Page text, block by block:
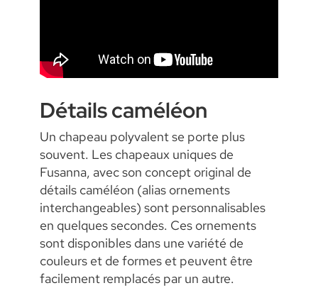
Détails caméléon
Un chapeau polyvalent se porte plus
souvent. Les chapeaux uniques de
Fusanna, avec son concept original de
détails caméléon (alias ornements
interchangeables) sont personnalisables
en quelques secondes. Ces ornements
sont disponibles dans une variété de
couleurs et de formes et peuvent être
facilement remplacés par un autre.